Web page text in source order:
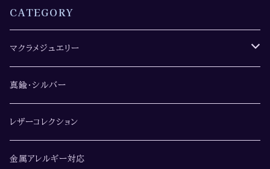
CATEGORY
マクラメジュエリー
ペンダント・ネックレス
真鍮・シルバー
レザーコレクション
金属アレルギー対応